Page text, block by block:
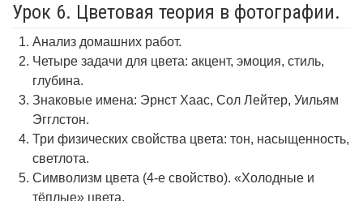
Урок 6. Цветовая теория в фотографии.
Анализ домашних работ.
Четыре задачи для цвета: акцент, эмоция, стиль,
глубина.
Знаковые имена: Эрнст Хаас, Сол Лейтер, Уильям
Эгглстон.
Три физических свойства цвета: тон, насыщенность,
светлота.
Символизм цвета (4-е свойство). «Холодные и
тёплые» цвета.